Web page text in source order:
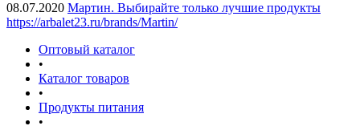
08.07.2020 Мартин. Выбирайте только лучшие продукты
https://arbalet23.ru/brands/Martin/
Оптовый каталог
•
Каталог товаров
•
Продукты питания
•